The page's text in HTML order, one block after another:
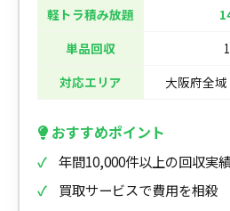
軽トラ積み放題
単品回収
対応エリア
大阪府全
おすすめポイント
年間10,000件以上の回収実
買取サービスで費用を相殺